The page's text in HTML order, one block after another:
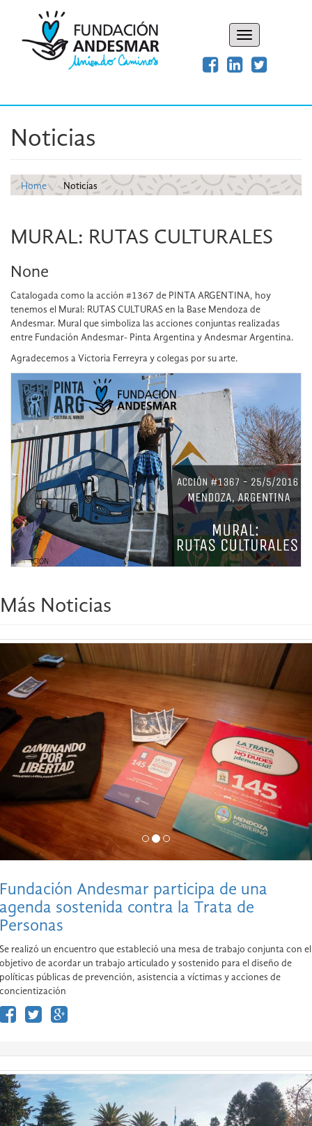
Toggle
navigation
Noticias
Home Noticias
MURAL: RUTAS CULTURALES
None
Catalogada como la acción #1367 de PINTA ARGENTINA, hoy
tenemos el Mural: RUTAS CULTURAS en la Base Mendoza de
Andesmar. Mural que simboliza las acciones conjuntas realizadas
entre Fundación Andesmar- Pinta Argentina y Andesmar Argentina.
Agradecemos a Victoria Ferreyra y colegas por su arte.
Más Noticias
Fundación Andesmar participa de una
agenda sostenida contra la Trata de
Personas
Se realizó un encuentro que estableció una mesa de trabajo conjunta con el
objetivo de acordar un trabajo articulado y sostenido para el diseño de
políticas públicas de prevención, asistencia a víctimas y acciones de
concientización